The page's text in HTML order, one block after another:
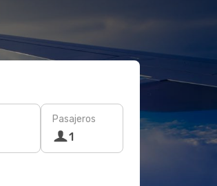
Pasajeros
1